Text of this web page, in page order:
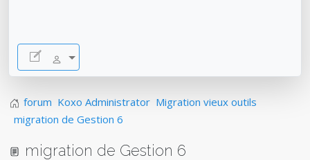
forum Koxo Administrator Migration vieux outils
migration de Gestion 6
migration de Gestion 6